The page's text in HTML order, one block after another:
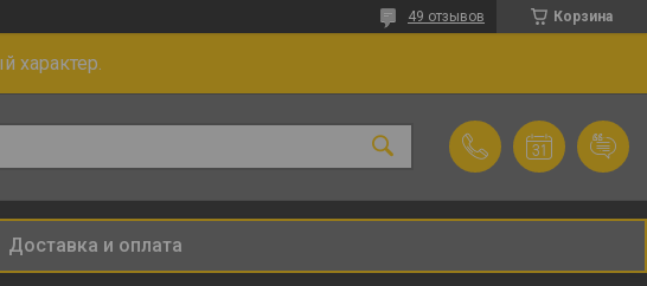
Корзина
49 отзывов
характер.
Доставка и оплата